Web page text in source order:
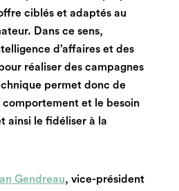
ciblés et adaptés au
Dans ce sens,
d’affaires et des
réaliser des campagnes
permet donc de
comportement et le besoin
ainsi le fidéliser à la
Gendreau, vice-président